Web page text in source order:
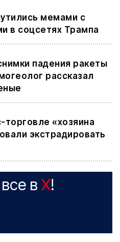
мемами с
в соцсетях Трампа
падения ракеты
рассказал
«хозяина
экстрадировать
в X!